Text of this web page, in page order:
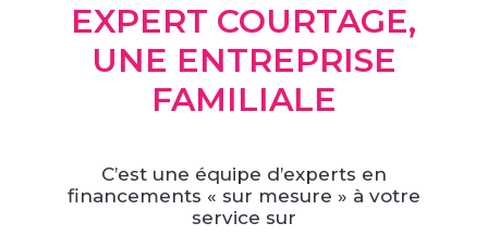
EXPERT COURTAGE,
UNE ENTREPRISE
FAMILIALE
C’est une équipe d’experts en
financements « sur mesure » à votre
service sur